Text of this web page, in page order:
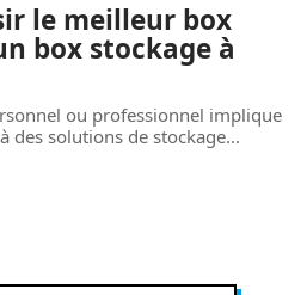
le meilleur box
box stockage à
ou professionnel implique
des solutions de stockage…